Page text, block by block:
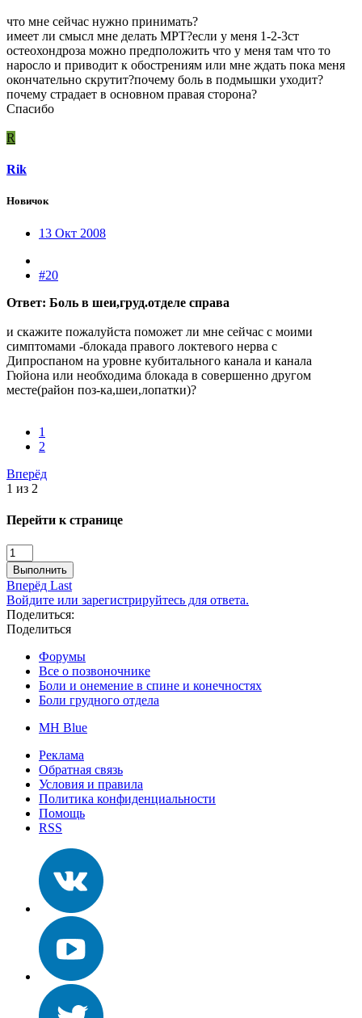
что мне сейчас нужно принимать?
имеет ли смысл мне делать МРТ?если у меня 1-2-3ст
остеохондроза можно предположить что у меня там что то
наросло и приводит к обострениям или мне ждать пока меня
окончательно скрутит?почему боль в подмышки уходит?
почему страдает в основном правая сторона?
Спасибо
R
Rik
Новичок
13 Окт 2008
#20
Ответ: Боль в шеи,груд.отделе справа
и скажите пожалуйста поможет ли мне сейчас с моими
симптомами -блокада правого локтевого нерва с
Дипроспаном на уровне кубитального канала и канала
Гюйона или необходима блокада в совершенно другом
месте(район поз-ка,шеи,лопатки)?
1
2
Вперёд
1 из 2
Перейти к странице
Выполнить
Вперёд Last
Войдите или зарегистрируйтесь для ответа.
Поделиться:
Поделиться
Форумы
Все о позвоночнике
Боли и онемение в спине и конечностях
Боли грудного отдела
MH Blue
Реклама
Обратная связь
Условия и правила
Политика конфиденциальности
Помощь
RSS